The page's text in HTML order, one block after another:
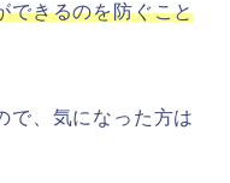
できるのを防ぐこと
で、気になった方は